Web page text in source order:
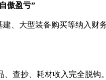
傲盈亏”
、大型装备购买等纳入
查抄、耗材收入完全脱钩。